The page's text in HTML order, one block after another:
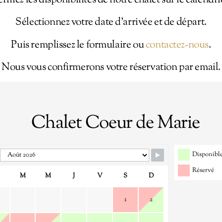
Sélectionnez votre date d’arrivée et de départ.
Puis remplissez le formulaire oucontactez-nous.
Nous vous confirmerons votre réservation par email.
Chalet Coeur de Marie
Réservé
M M J V S D
1 2